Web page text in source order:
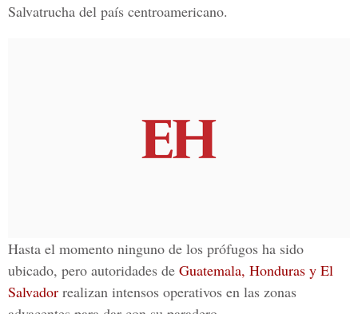
Salvatrucha del país centroamericano.
Hasta el momento ninguno de los prófugos ha sido
ubicado, pero autoridades de Guatemala, Honduras y El
Salvador realizan intensos operativos en las zonas